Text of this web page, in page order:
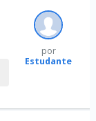
por
Estudante